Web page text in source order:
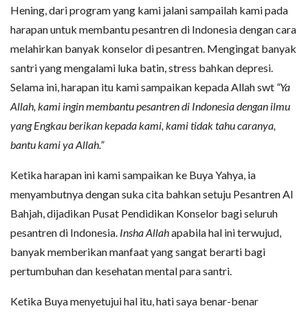
Hening, dari program yang kami jalani sampailah kami pada
harapan untuk membantu pesantren di Indonesia dengan cara
melahirkan banyak konselor di pesantren. Mengingat banyak
santri yang mengalami luka batin, stress bahkan depresi.
Selama ini, harapan itu kami sampaikan kepada Allah swt “Ya
Allah, kami ingin membantu pesantren di Indonesia dengan ilmu
yang Engkau berikan kepada kami, kami tidak tahu caranya,
bantu kami ya Allah.”
Ketika harapan ini kami sampaikan ke Buya Yahya, ia
menyambutnya dengan suka cita bahkan setuju Pesantren Al
Bahjah, dijadikan Pusat Pendidikan Konselor bagi seluruh
pesantren di Indonesia. Insha Allahapabila hal ini terwujud,
banyak memberikan manfaat yang sangat berarti bagi
pertumbuhan dan kesehatan mental para santri.
Ketika Buya menyetujui hal itu, hati saya benar-benar